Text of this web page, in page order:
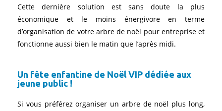
Cette dernière solution est sans doute la plus
économique et le moins énergivore en terme
d’organisation de votre arbre de noël pour entreprise et
fonctionne aussi bien le matin que l’après midi.
Un fête enfantine de Noël VIP dédiée aux
jeune public !
Si vous préférez organiser un arbre de noël plus long,